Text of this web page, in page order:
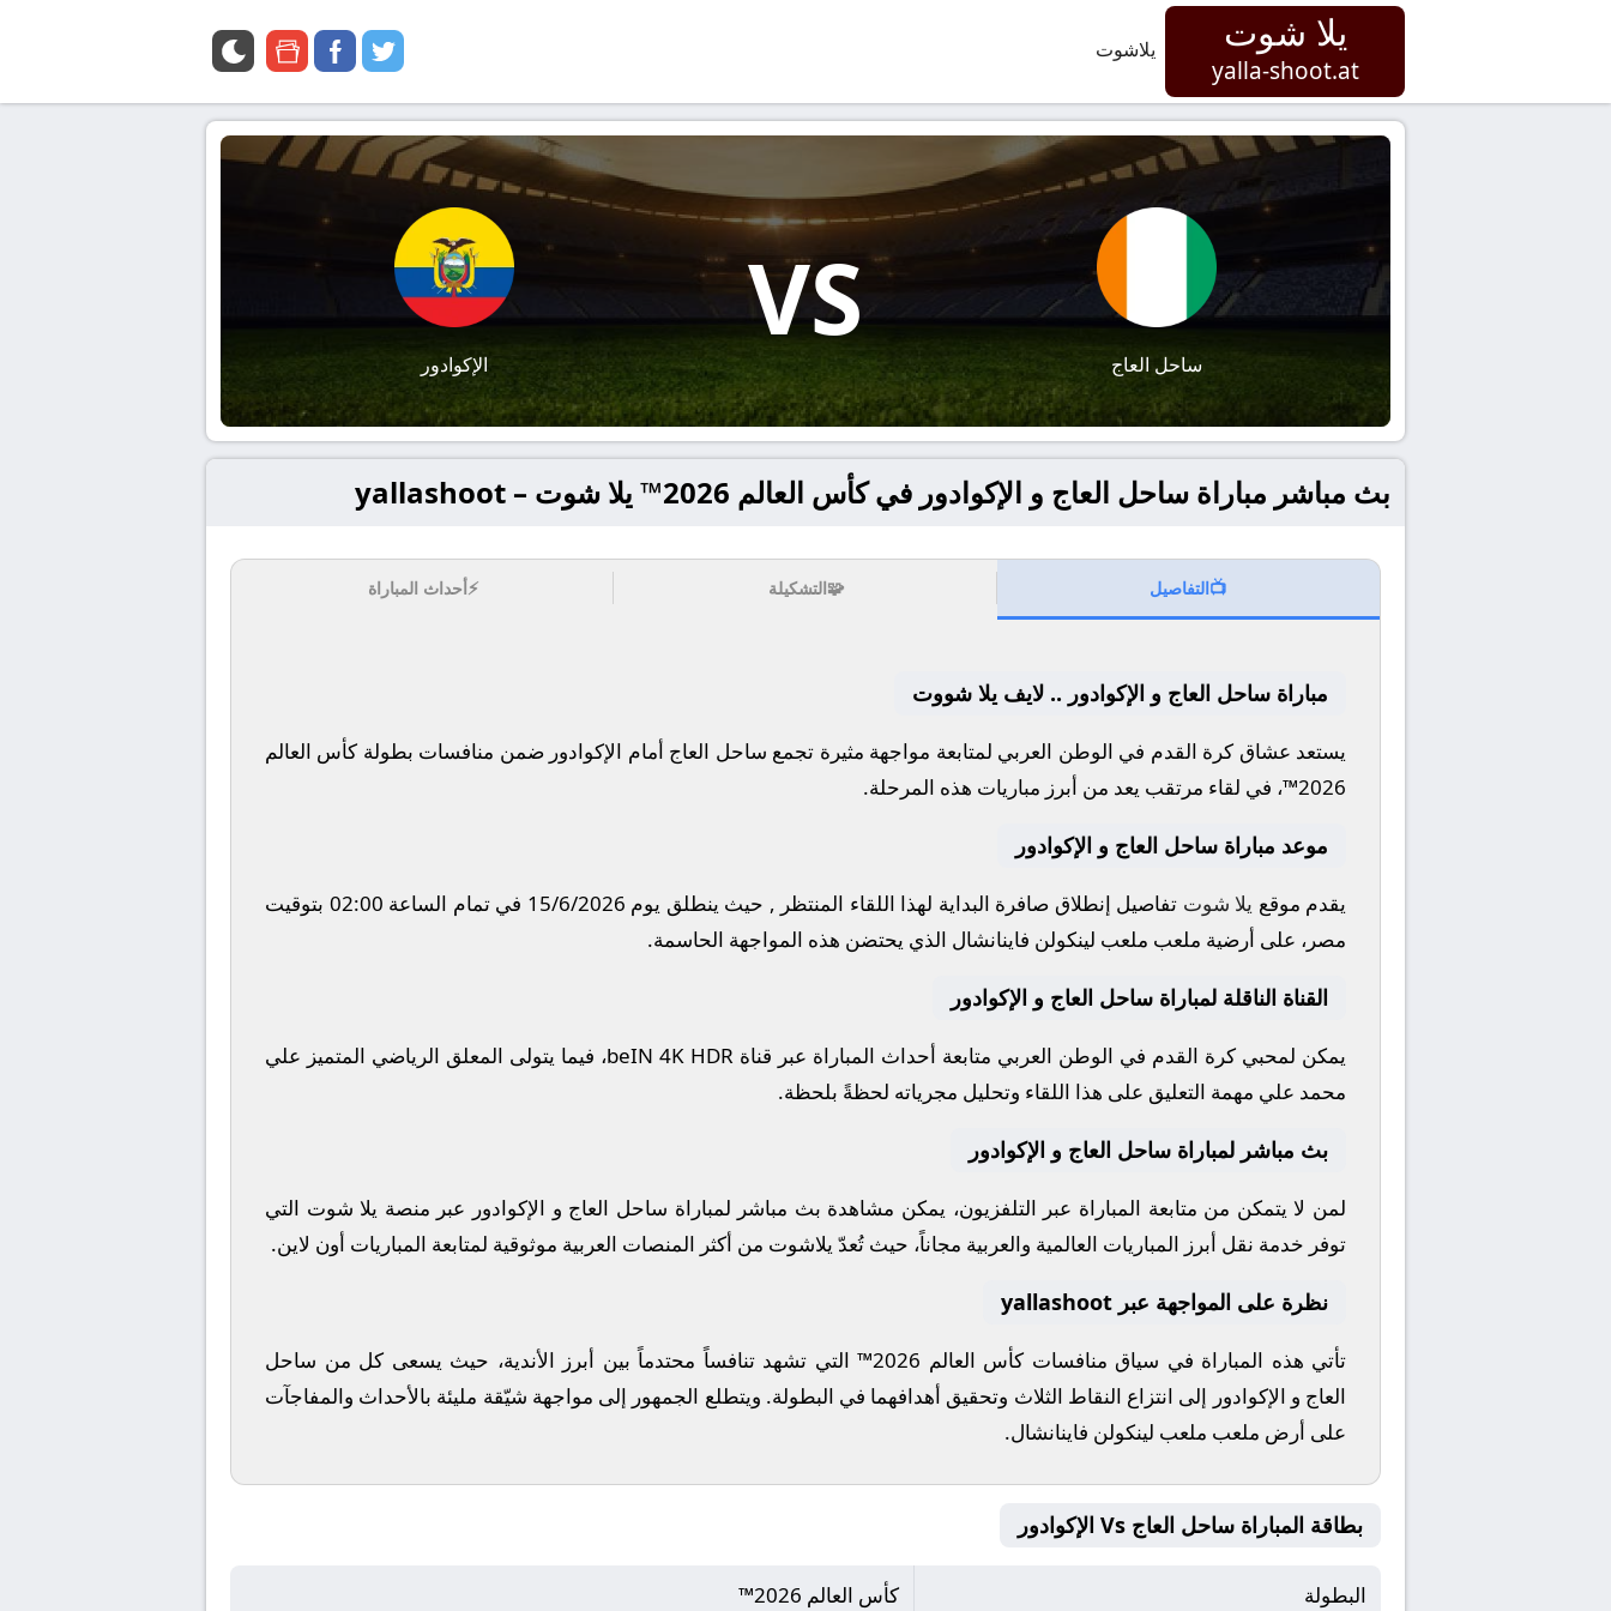
يلا شوت
yalla-shoot.at
يلاشوت twitter
facebook
google
ساحل العاج
VS
الإكوادور
بث مباشر مباراة ساحل العاج و الإكوادور في كأس العالم 2026™ يلا شوت – yallashoot
📺التفاصيل 🧩التشكيلة ⚡أحداث المباراة
مباراة ساحل العاج و الإكوادور .. لايف يلا شووت
يستعد عشاق كرة القدم في الوطن العربي لمتابعة مواجهة مثيرة تجمع ساحل العاج أمام الإكوادور ضمن منافسات بطولة كأس العالم
2026™
، في لقاء مرتقب يعد من أبرز مباريات هذه المرحلة.
موعد مباراة ساحل العاج و الإكوادور
يقدم موقع يلا شوت تفاصيل إنطلاق صافرة البداية لهذا اللقاء المنتظر , حيث ينطلق يوم 15/6/2026 في تمام الساعة 02:00 بتوقيت
مصر، على أرضية ملعب ملعب لينكولن فاينانشال الذي يحتضن هذه المواجهة الحاسمة.
القناة الناقلة لمباراة ساحل العاج و الإكوادور
يمكن لمحبي كرة القدم في الوطن العربي متابعة أحداث المباراة عبر قناة beIN 4K HDR، فيما يتولى المعلق الرياضي المتميز علي
محمد علي مهمة التعليق على هذا اللقاء وتحليل مجرياته لحظةً بلحظة.
بث مباشر لمباراة ساحل العاج و الإكوادور
لمن لا يتمكن من متابعة المباراة عبر التلفزيون، يمكن مشاهدة بث مباشر لمباراة ساحل العاج و الإكوادور عبر منصة يلا شوت التي
توفر خدمة نقل أبرز المباريات العالمية والعربية مجاناً، حيث تُعدّ يلاشوت من أكثر المنصات العربية موثوقية لمتابعة المباريات أون لاين.
نظرة على المواجهة عبر yallashoot
تأتي هذه المباراة في سياق منافسات كأس العالم 2026™ التي تشهد تنافساً محتدماً بين أبرز الأندية، حيث يسعى كل من ساحل
العاج و الإكوادور إلى انتزاع النقاط الثلاث وتحقيق أهدافهما في البطولة. ويتطلع الجمهور إلى مواجهة شيّقة مليئة بالأحداث والمفاجآت
على أرض ملعب ملعب لينكولن فاينانشال.
بطاقة المباراة ساحل العاج Vs الإكوادور
البطولة كأس العالم 2026™